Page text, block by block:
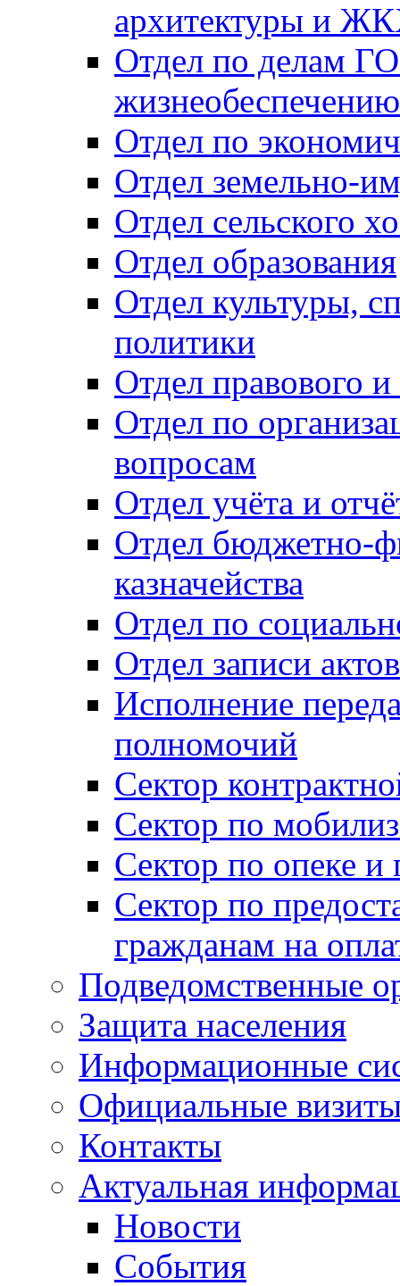
архитектуры и
Отдел по делам
Отдел по
Отдел земельно-
Отдел сельского
Отдел образования
Отдел культуры,
политики
Отдел правового
Отдел по
вопросам
Отдел учёта и
Отдел бюджетно-
казначейства
Отдел по
Отдел записи
Исполнение
полномочий
Сектор
Сектор по
Сектор по опеке и
Сектор по
гражданам на
Подведомственные
Защита населения
Информационные
Официальные
Контакты
Актуальная
Новости
События